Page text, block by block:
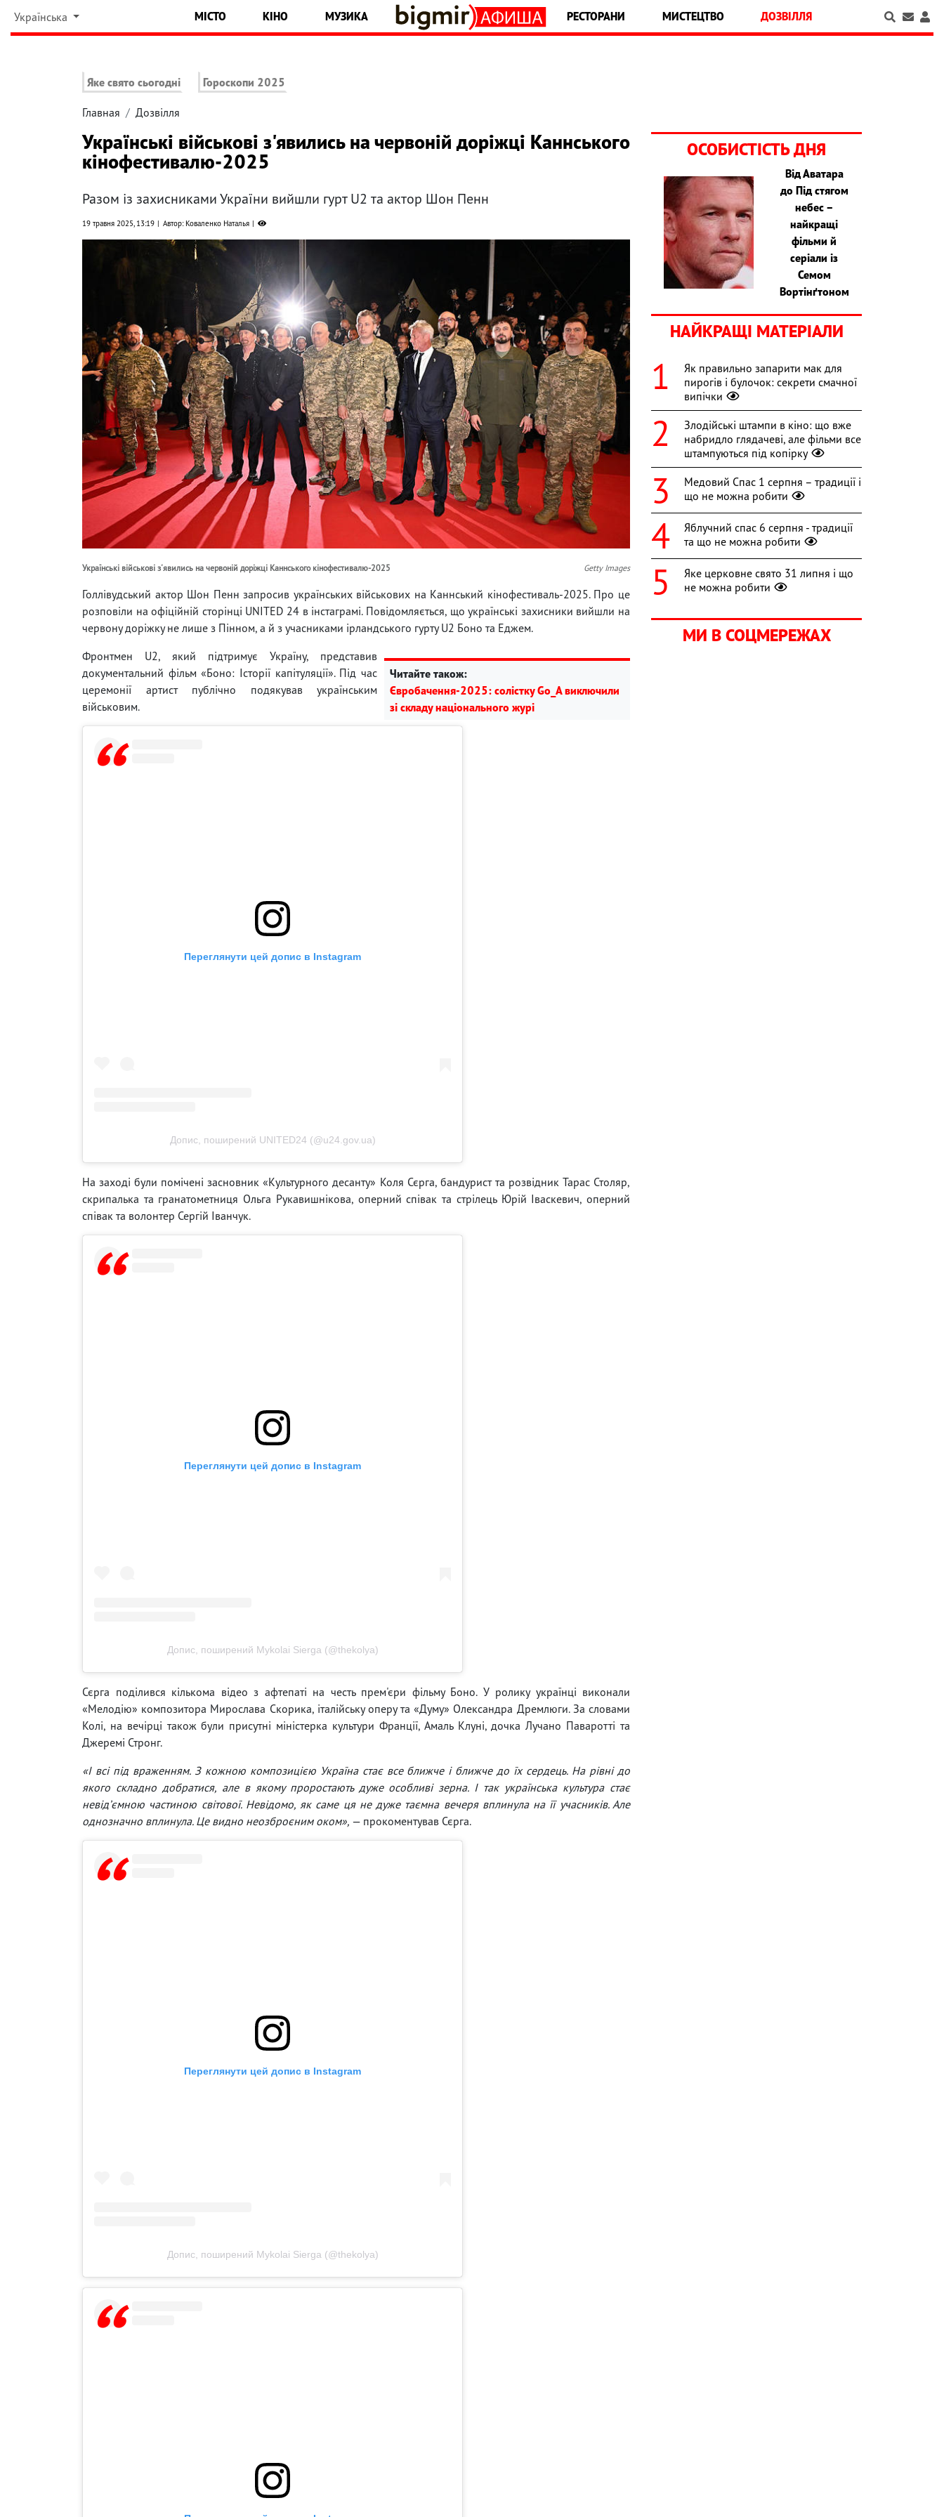
Українська МІСТО КІНО МУЗИКА РЕСТОРАНИ МИСТЕЦТВО ДОЗВІЛЛЯ
Яке свято сьогодні Гороскопи 2025
Главная Дозвілля
Українські військові з'явились на червоній доріжці Каннського
кінофестивалю-2025
Разом із захисниками України вийшли гурт U2 та актор Шон Пенн
19 травня 2025, 13:19 Автор: Коваленко Наталья
Українські військові з'явились на червоній доріжці Каннського кінофестивалю-2025 Getty Images
Голлівудський актор Шон Пенн запросив українських військових на Каннський кінофестиваль-2025. Про це
розповіли на офіційній сторінці UNITED 24 в інстаграмі. Повідомляється, що українські захисники вийшли на
червону доріжку не лише з Пінном, а й з учасниками ірландського гурту U2 Боно та Еджем.
Читайте також:
Євробачення-2025: солістку Go_A виключили
зі складу національного журі
Фронтмен U2, який підтримує Україну, представив
документальний фільм «Боно: Історії капітуляції». Під час
церемонії артист публічно подякував українським
військовим.
Переглянути цей допис в Instagram
Допис, поширений UNITED24 (@u24.gov.ua)
На заході були помічені засновник «Культурного десанту» Коля Сєрга, бандурист та розвідник Тарас Столяр,
скрипалька та гранатометниця Ольга Рукавишнікова, оперний співак та стрілець Юрій Іваскевич, оперний
співак та волонтер Сергій Іванчук.
Переглянути цей допис в Instagram
Допис, поширений Mykolai Sierga (@thekolya)
Сєрга поділився кількома відео з афтепаті на честь прем'єри фільму Боно. У ролику українці виконали
«Мелодію» композитора Мирослава Скорика, італійську оперу та «Думу» Олександра Дремлюги. За словами
Колі, на вечірці також були присутні міністерка культури Франції, Амаль Клуні, дочка Лучано Паваротті та
Джеремі Стронг.
«І всі під враженням. З кожною композицією Україна стає все ближче і ближче до їх сердець. На рівні до
якого складно добратися, але в якому проростають дуже особливі зерна. І так українська культура стає
невідʼємною частиною світової. Невідомо, як саме ця не дуже таємна вечеря вплинула на її учасників. Але
однозначно вплинула. Це видно неозброєним оком», — прокоментував Сєрга.
Переглянути цей допис в Instagram
Допис, поширений Mykolai Sierga (@thekolya)
ОСОБИСТІСТЬ ДНЯ
Від Аватара
до Під стягом
небес –
найкращі
фільми й
серіали із
Семом
Вортінґтоном
НАЙКРАЩІ МАТЕРІАЛИ
Як правильно запарити мак для
пирогів і булочок: секрети смачної
випічки
Злодійські штампи в кіно: що вже
набридло глядачеві, але фільми все
штампуються під копірку
Медовий Спас 1 серпня – традиції і
що не можна робити
Яблучний спас 6 серпня - традиції
та що не можна робити
Яке церковне свято 31 липня і що
не можна робити
МИ В СОЦМЕРЕЖАХ